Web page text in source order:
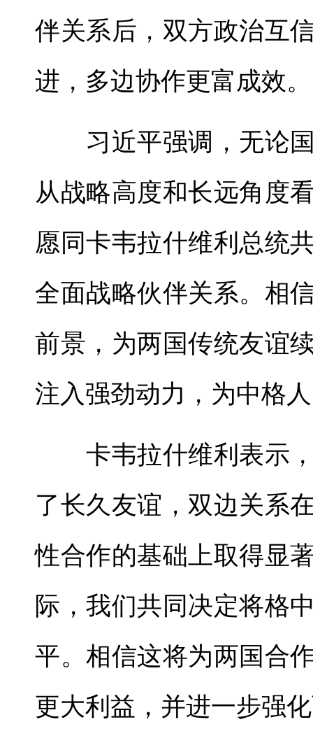
伴关系后，双方政治互
进，多边协作更富成效。
习近平强调，无论国
从战略高度和长远角度
愿同卡韦拉什维利总统
全面战略伙伴关系。相
前景，为两国传统友谊
注入强劲动力，为中格
卡韦拉什维利表示，
了长久友谊，双边关系
性合作的基础上取得显
际，我们共同决定将格
平。相信这将为两国合
更大利益，并进一步强